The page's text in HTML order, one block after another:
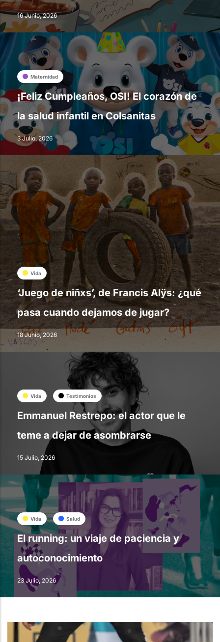
16 Junio, 2026
Maternidad
¡Feliz Cumpleaños, OSI! El corazón de
la salud infantil en Colsanitas
3 Julio, 2026
Vida
‘Juego de niñxs’, de Francis Alÿs: ¿qué
pasa cuando dejamos de jugar?
18 Junio, 2026
Vida Testimonios
Emmanuel Restrepo: el actor que le
teme a dejar de asombrarse
15 Julio, 2026
Vida Salud
El running: un viaje de paciencia y
autoconocimiento
23 Julio, 2026